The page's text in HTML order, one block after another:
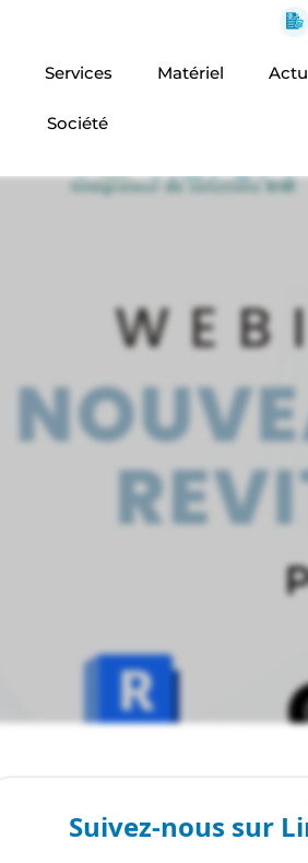
Services Matériel
Société